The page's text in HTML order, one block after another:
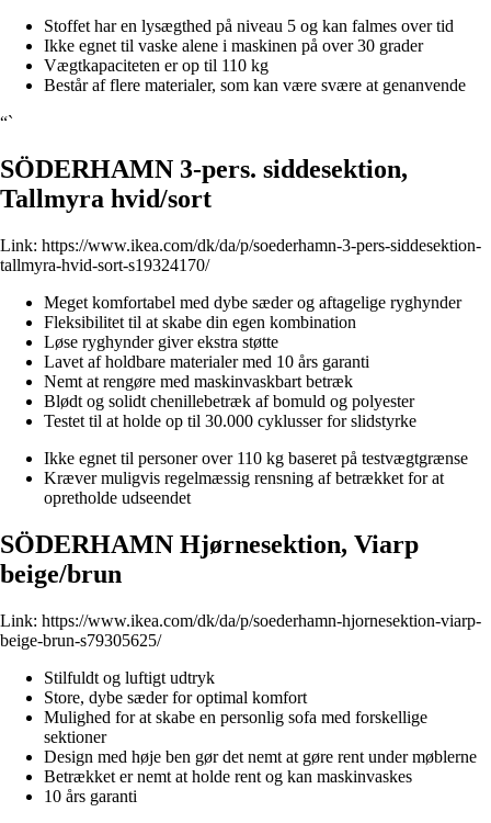
Stoffet har en lysægthed på niveau 5 og kan falmes over tid
Ikke egnet til vaske alene i maskinen på over 30 grader
Vægtkapaciteten er op til 110 kg
Består af flere materialer, som kan være svære at genanvende
“`
SÖDERHAMN 3-pers. siddesektion,
Tallmyra hvid/sort
Link: https://www.ikea.com/dk/da/p/soederhamn-3-pers-siddesektion-
tallmyra-hvid-sort-s19324170/
Meget komfortabel med dybe sæder og aftagelige ryghynder
Fleksibilitet til at skabe din egen kombination
Løse ryghynder giver ekstra støtte
Lavet af holdbare materialer med 10 års garanti
Nemt at rengøre med maskinvaskbart betræk
Blødt og solidt chenillebetræk af bomuld og polyester
Testet til at holde op til 30.000 cyklusser for slidstyrke
Ikke egnet til personer over 110 kg baseret på testvægtgrænse
Kræver muligvis regelmæssig rensning af betrækket for at
opretholde udseendet
SÖDERHAMN Hjørnesektion, Viarp
beige/brun
Link: https://www.ikea.com/dk/da/p/soederhamn-hjornesektion-viarp-
beige-brun-s79305625/
Stilfuldt og luftigt udtryk
Store, dybe sæder for optimal komfort
Mulighed for at skabe en personlig sofa med forskellige
sektioner
Design med høje ben gør det nemt at gøre rent under møblerne
Betrækket er nemt at holde rent og kan maskinvaskes
10 års garanti